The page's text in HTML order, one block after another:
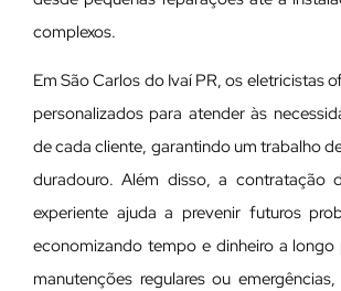
complexos.
Em São Carlos do Ivaí PR, os eletricistas
personalizados para atender às
de cada cliente, garantindo um trabalho
duradouro. Além disso, a contratação
experiente ajuda a prevenir futuros
economizando tempo e dinheiro a longo
manutenções regulares ou